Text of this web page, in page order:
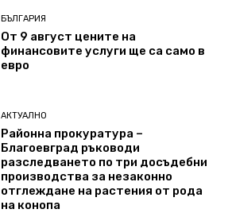
БЪЛГАРИЯ
От 9 август цените на
финансовите услуги ще са само в
евро
АКТУАЛНО
Районна прокуратура –
Благоевград ръководи
разследването по три досъдебни
производства за незаконно
отглеждане на растения от рода
на конопа